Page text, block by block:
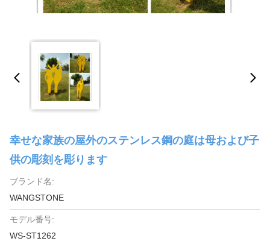
幸せな家族の屋外のステンレス鋼の庭は母および子
供の彫刻を彫ります
ブランド名:
WANGSTONE
モデル番号:
WS-ST1262